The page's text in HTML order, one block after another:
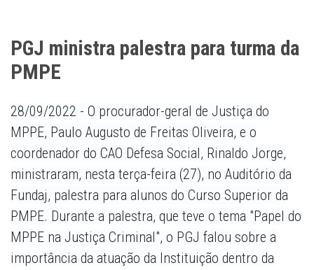
PGJ ministra palestra para turma da
PMPE
28/09/2022 - O procurador-geral de Justiça do
MPPE, Paulo Augusto de Freitas Oliveira, e o
coordenador do CAO Defesa Social, Rinaldo Jorge,
ministraram, nesta terça-feira (27), no Auditório da
Fundaj, palestra para alunos do Curso Superior da
PMPE. Durante a palestra, que teve o tema "Papel do
MPPE na Justiça Criminal", o PGJ falou sobre a
importância da atuação da Instituição dentro da